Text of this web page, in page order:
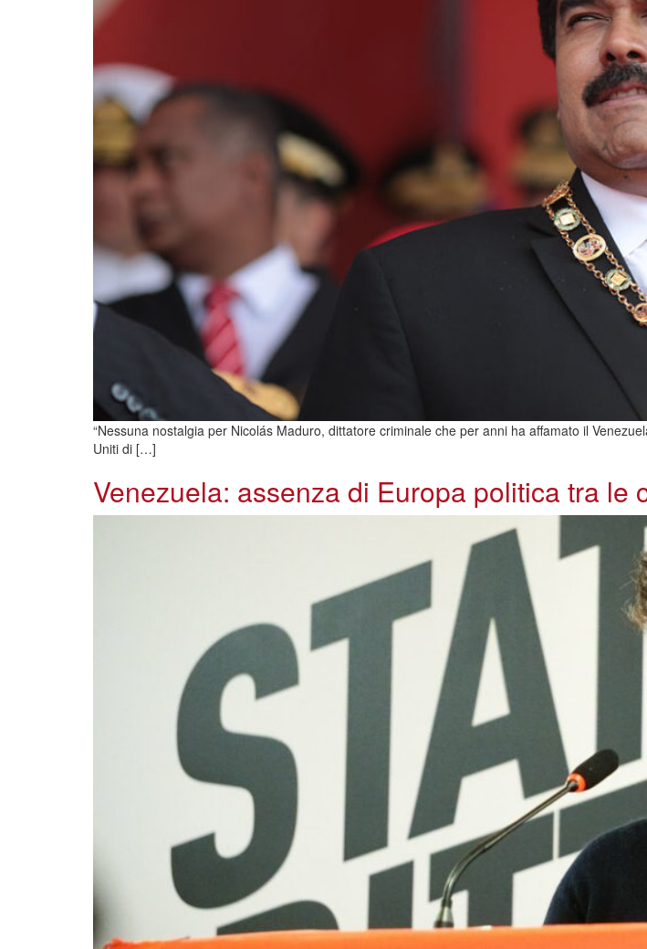
“Nessuna nostalgia per Nicolás Maduro, dittatore criminale che per anni ha affamato il
Uniti di […]
Venezuela: assenza di Europa politica tra